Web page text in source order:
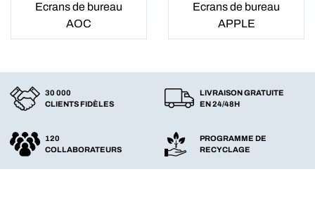
Ecrans de bureau
AOC
Ecrans de bureau
APPLE
30 000
CLIENTS FIDÈLES
LIVRAISON GRATUITE
EN 24/48H
120
COLLABORATEURS
PROGRAMME DE
RECYCLAGE